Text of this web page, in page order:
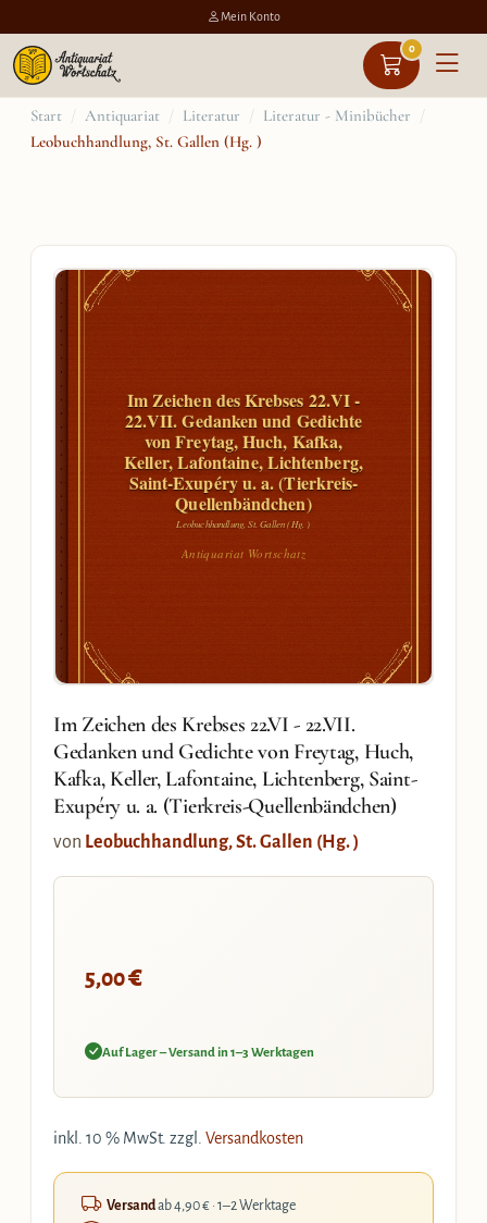
Mein Konto
0
Zum
Inhalt
Start / Antiquariat / Literatur / Literatur - Minibücher /
Leobuchhandlung, St. Gallen (Hg. )
Im Zeichen des Krebses 22.VI -
22.VII. Gedanken und Gedichte
von Freytag, Huch, Kafka,
Keller, Lafontaine, Lichtenberg,
Saint-Exupéry u. a. (Tierkreis-
Quellenbändchen)
Leobuchhandlung, St. Gallen (Hg. )
Antiquariat Wortschatz
Im Zeichen des Krebses 22.VI - 22.VII.
Gedanken und Gedichte von Freytag, Huch,
Kafka, Keller, Lafontaine, Lichtenberg, Saint-
Exupéry u. a. (Tierkreis-Quellenbändchen)
von Leobuchhandlung, St. Gallen (Hg. )
5,00€
Auf Lager – Versand in 1–3 Werktagen
inkl. 10 % MwSt. zzgl. Versandkosten
Versandab 4,90 € · 1–2 Werktage